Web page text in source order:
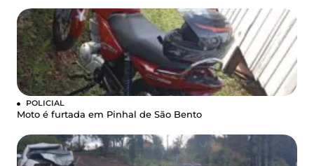
POLICIAL
Moto é furtada em Pinhal de São Bento